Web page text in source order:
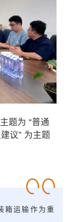
题为 “普通
议” 为主题
箱运输作为重